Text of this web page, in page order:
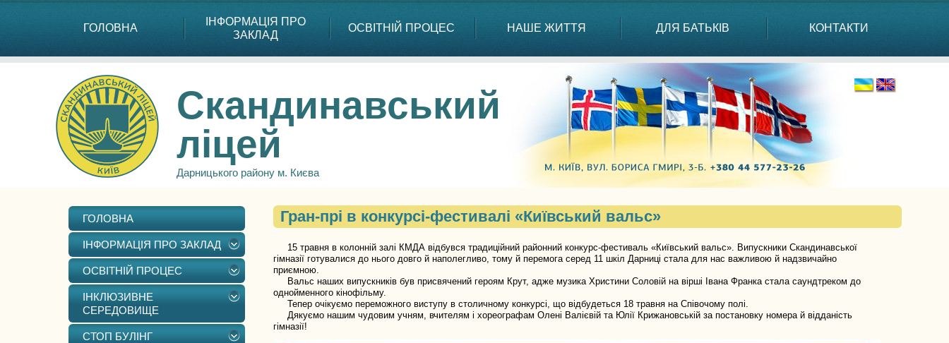
ГОЛОВНА
ІНФОРМАЦІЯ ПРО
ЗАКЛАД
ОСВІТНІЙ ПРОЦЕС НАШЕ ЖИТТЯ ДЛЯ БАТЬКІВ КОНТАКТИ
Скандинавський
ліцей
Дарницького району м. Києва
ГОЛОВНА
ІНФОРМАЦІЯ ПРО ЗАКЛАД
ОСВІТНІЙ ПРОЦЕС
ІНКЛЮЗИВНЕ
СЕРЕДОВИЩЕ
СТОП БУЛІНГ
Гран-прі в конкурсі-фестивалі «Київський вальс»
15 травня в колонній залі КМДА відбувся традиційний районний конкурс-фестиваль «Київський вальс». Випускники Скандинавської
гімназії готувалися до нього довго й наполегливо, тому й перемога серед 11 шкіл Дарниці стала для нас важливою й надзвичайно
приємною.
Вальс наших випускників був присвячений героям Крут, адже музика Христини Соловій на вірші Івана Франка стала саундтреком до
однойменного кінофільму.
Тепер очікуємо переможного виступу в столичному конкурсі, що відбудеться 18 травня на Співочому полі.
Дякуємо нашим чудовим учням, вчителям і хореографам Олені Валієвій та Юлії Крижановській за постановку номера й відданість
гімназії!